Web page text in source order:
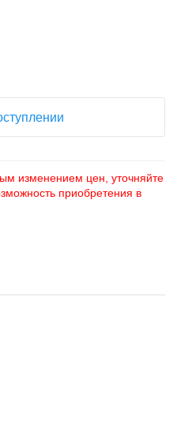
изменением цен, уточняйте
приобретения в